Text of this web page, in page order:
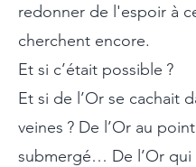
redonner de l'espoir à
cherchent encore.
Et si c’était possible ?
Et si de l’Or se cachait
veines ? De l’Or au
submergé… De l’Or qui